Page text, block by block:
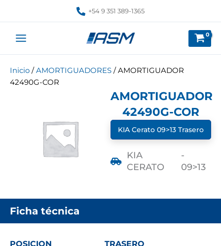
+54 9 351 389-1365
Inicio /AMORTIGUADORES / AMORTIGUADOR
42490G-COR
AMORTIGUADOR
42490G-COR
KIA Cerato 09>13 Trasero
KIA
CERATO
-
09>13
Ficha técnica
POSICION TRASERO